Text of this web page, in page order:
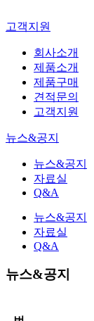
고객지원
회사소개
제품소개
제품구매
견적문의
고객지원
뉴스&공지
뉴스&공지
자료실
Q&A
뉴스&공지
자료실
Q&A
뉴스&공지